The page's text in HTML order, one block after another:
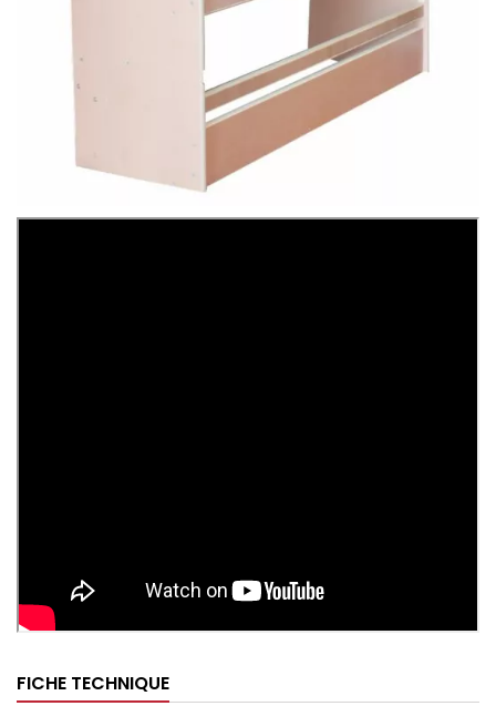
FICHE TECHNIQUE